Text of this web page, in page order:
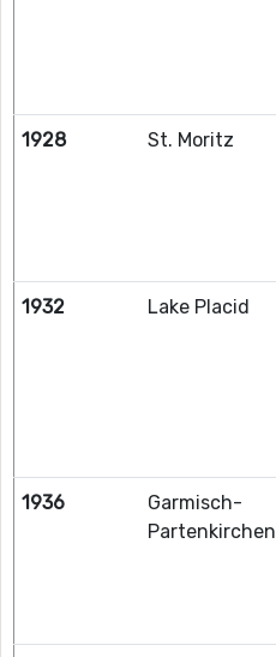
1928 St. Moritz
1932 Lake Placid
1936
Garmisch-
Partenkirchen